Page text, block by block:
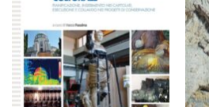
Aggiungi
dei
desideri